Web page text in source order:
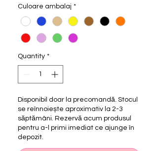
Culoare ambalaj *
Quantity *
Disponibil doar la precomandă. Stocul
se reînnoiește aproximativ la 2-3
săptămâni. Rezervă acum produsul
pentru a-l primi imediat ce ajunge în
depozit.